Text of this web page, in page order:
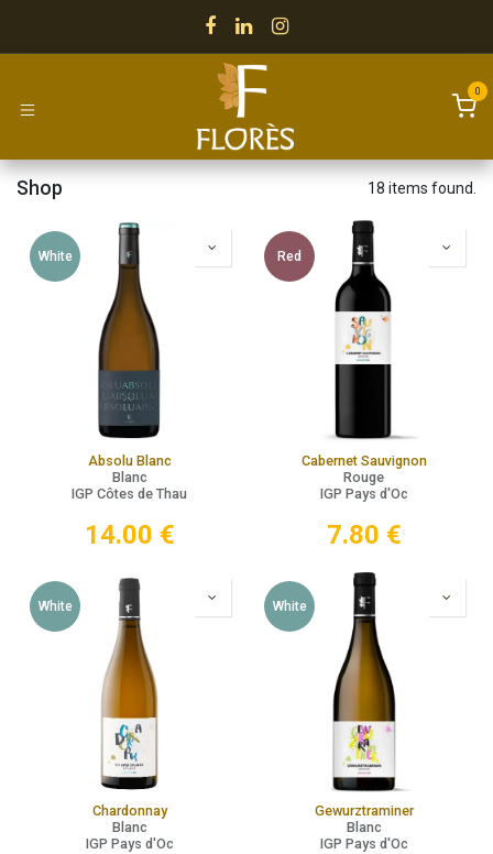
0
Shop 18 items found.
White
Absolu Blanc
Blanc
IGP Côtes de Thau
14.00 €
Red
Cabernet Sauvignon
Rouge
IGP Pays d'Oc
7.80 €
White
Chardonnay
Blanc
IGP Pays d'Oc
White
Gewurztraminer
Blanc
IGP Pays d'Oc